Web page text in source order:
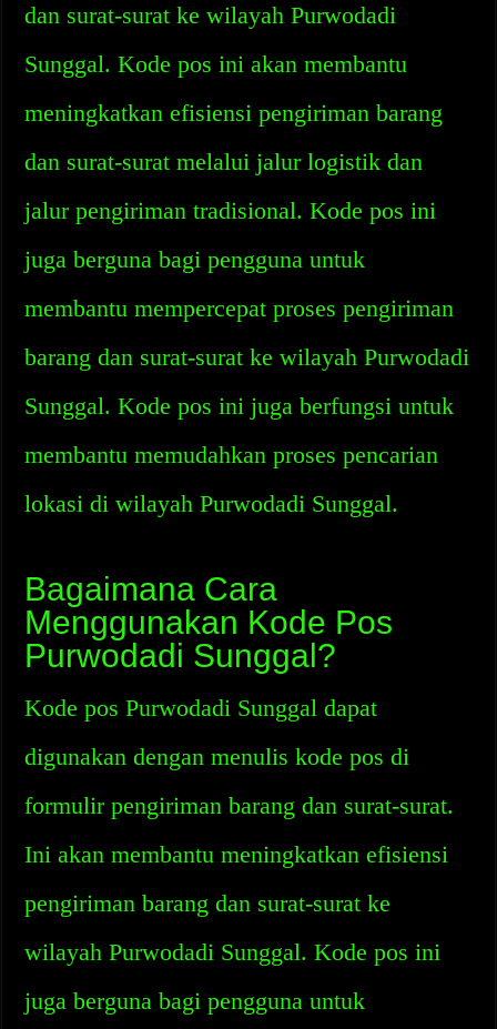
dan surat-surat ke wilayah Purwodadi
Sunggal. Kode pos ini akan membantu
meningkatkan efisiensi pengiriman barang
dan surat-surat melalui jalur logistik dan
jalur pengiriman tradisional. Kode pos ini
juga berguna bagi pengguna untuk
membantu mempercepat proses pengiriman
barang dan surat-surat ke wilayah Purwodadi
Sunggal. Kode pos ini juga berfungsi untuk
membantu memudahkan proses pencarian
lokasi di wilayah Purwodadi Sunggal.
Bagaimana Cara
Menggunakan Kode Pos
Purwodadi Sunggal?
Kode pos Purwodadi Sunggal dapat
digunakan dengan menulis kode pos di
formulir pengiriman barang dan surat-surat.
Ini akan membantu meningkatkan efisiensi
pengiriman barang dan surat-surat ke
wilayah Purwodadi Sunggal. Kode pos ini
juga berguna bagi pengguna untuk